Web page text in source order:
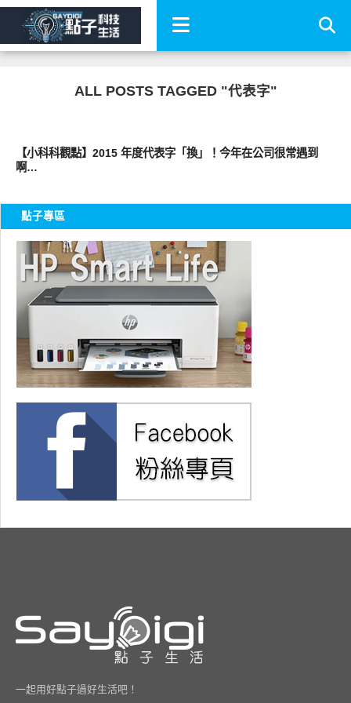
ALL POSTS TAGGED "代表字"
【小科科觀點】2015 年度代表字「換」！今年在公司很常遇到
啊…
點子專區
一起用好點子過好生活吧！